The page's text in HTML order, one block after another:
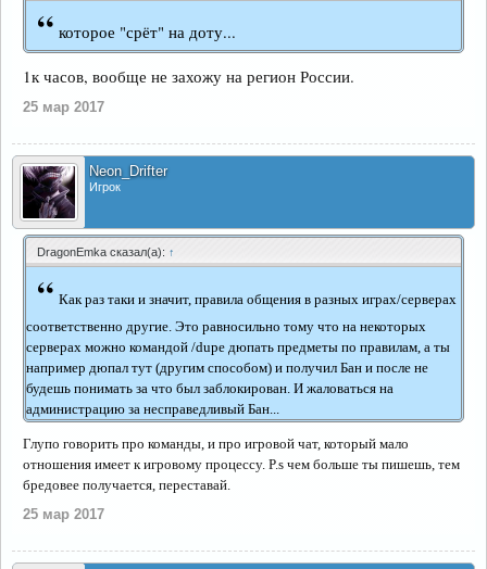
“ которое "срёт" на доту...
1к часов, вообще не захожу на регион России.
25 мар 2017
Neon_Drifter
Игрок
DragonEmka сказал(а): ↑
“ Как раз таки и значит, правила общения в разных играх/серверах
соответственно другие. Это равносильно тому что на некоторых
серверах можно командой /dupe дюпать предметы по правилам, а ты
например дюпал тут (другим способом) и получил Бан и после не
будешь понимать за что был заблокирован. И жаловаться на
администрацию за несправедливый Бан...
Глупо говорить про команды, и про игровой чат, который мало
отношения имеет к игровому процессу. P.s чем больше ты пишешь, тем
бредовее получается, переставай.
25 мар 2017